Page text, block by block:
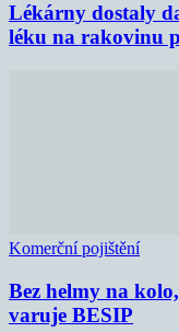
Lékárny dostaly
léku na rakovinu
Komerční pojištění
Bez helmy na
varuje BESIP